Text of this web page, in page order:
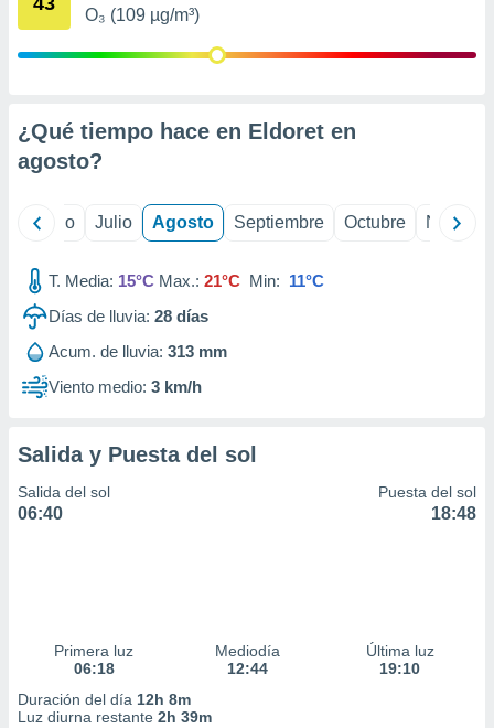
mediante
publicidad
publicidad
1199
O₃ (109 µg/m³)
¿Qué tiempo hace en Eldoret en
agosto?
Junio Julio Agosto Septiembre Octubre
T. Media: 15°C Max.: 21°C Min: 11°C
Días de lluvia: 28 días
Acum. de lluvia: 313 mm
Viento medio: 3 km/h
Salida y Puesta del sol
Salida del sol
06:40
Puesta del sol
18:48
Primera luz
06:18
Mediodía
12:44
Última luz
19:10
Duración del día 12h 8m
Luz diurna restante 2h 39m